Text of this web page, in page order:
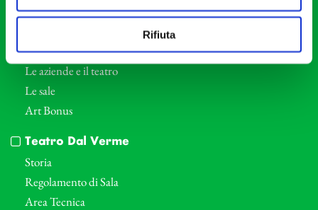
Rifiuta
Professori d’Orchestra
Eventi Corporate
Le aziende e il teatro
Le sale
Art Bonus
Teatro Dal Verme
Storia
Regolamento di Sala
Area Tecnica